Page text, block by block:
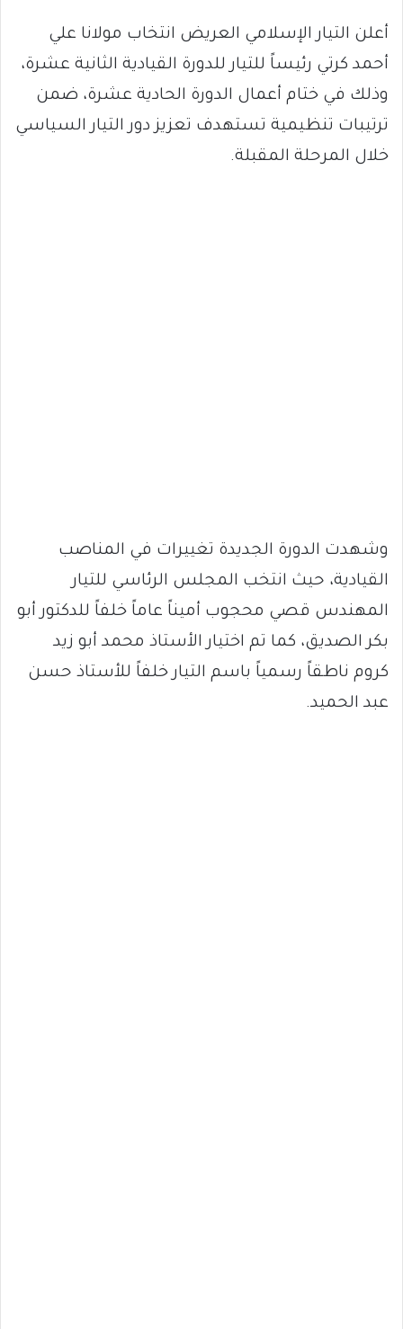
أعلن التيار الإسلامي العريض انتخاب مولانا علي
أحمد كرتي رئيساً للتيار للدورة القيادية الثانية عشرة،
وذلك في ختام أعمال الدورة الحادية عشرة، ضمن
ترتيبات تنظيمية تستهدف تعزيز دور التيار السياسي
خلال المرحلة المقبلة.
وشهدت الدورة الجديدة تغييرات في المناصب
القيادية، حيث انتخب المجلس الرئاسي للتيار
المهندس قصي محجوب أميناً عاماً خلفاً للدكتور أبو
بكر الصديق، كما تم اختيار الأستاذ محمد أبو زيد
كروم ناطقاً رسمياً باسم التيار خلفاً للأستاذ حسن
عبد الحميد.